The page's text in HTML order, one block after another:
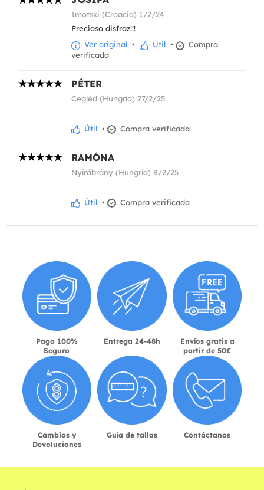
Imotski (Croacia) 1/2/24
Precioso disfraz!!!
Ver original • Útil •
Compra
verificada
PÉTER
Cegléd (Hungría) 27/2/25
Útil • Compra verificada
RAMÓNA
Nyírábrány (Hungría) 8/2/25
Útil • Compra verificada
Pago 100%
Seguro
Entrega 24-48h
Envíos gratis a
partir de 50€
Cambios y
Devoluciones
Guía de tallas Contáctanos